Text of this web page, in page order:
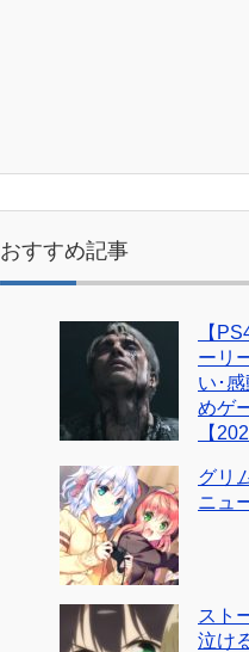
おすすめ記事
【
ーリ
い･
めゲ
【
グリ
ニュ
スト
泣け